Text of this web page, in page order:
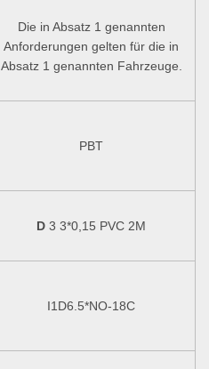
Die in Absatz 1 genannten
Anforderungen gelten für die in
Absatz 1 genannten Fahrzeuge.
PBT
D 3 3*0,15 PVC 2M
I1D6.5*NO-18C